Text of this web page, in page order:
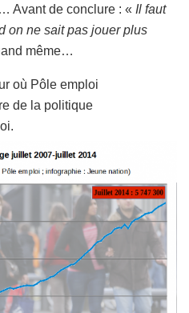
Avant de conclure : « Il faut
on ne sait pas jouer plus
même…
où Pôle emploi
de la politique